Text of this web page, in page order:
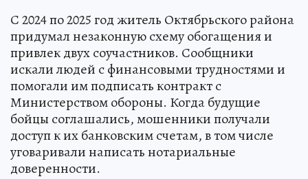
С 2024 по 2025 год житель Октябрьского района
придумал незаконную схему обогащения и
привлек двух соучастников. Сообщники
искали людей с финансовыми трудностями и
помогали им подписать контракт с
Министерством обороны. Когда будущие
бойцы соглашались, мошенники получали
доступ к их банковским счетам, в том числе
уговаривали написать нотариальные
доверенности.